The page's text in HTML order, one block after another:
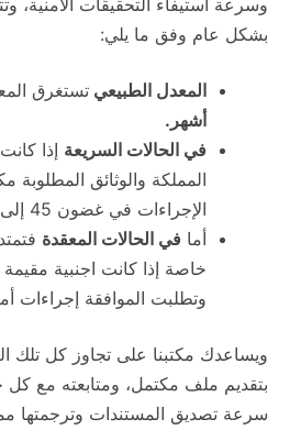
بشكل عام وفق ما يلي:
المعدل الطبيعي تستغرق
أشهر.
في الحالات السريعة إذا
المملكة والوثائق المطلوبة
الإجراءات في غضون 45 إلى65 يوماًُ.
أما في الحالات المعقدة
خاصة إذا كانت اجنبية
وتطلبت الموافقة إجراءات
ويساعدك مكتبنا على تجاوز كل تلك
بتقديم ملف مكتمل، ومتابعته مع
سرعة تصديق المستندات وترجمتها